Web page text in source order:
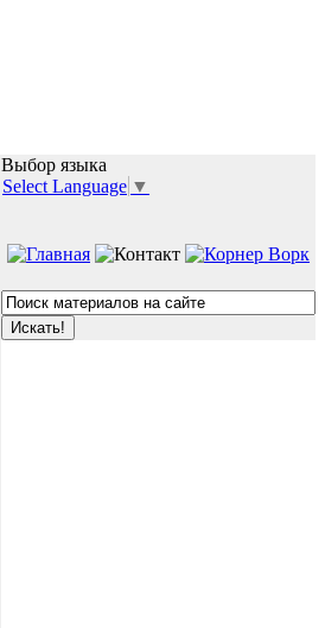
Выбор языка
Select Language ▼